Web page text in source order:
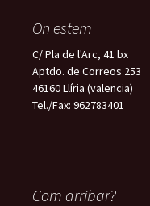
On estem
C/ Pla de l'Arc, 41 bx
Aptdo. de Correos 253
46160 Llíria (valencia)
Tel./Fax: 962783401
Com arribar?